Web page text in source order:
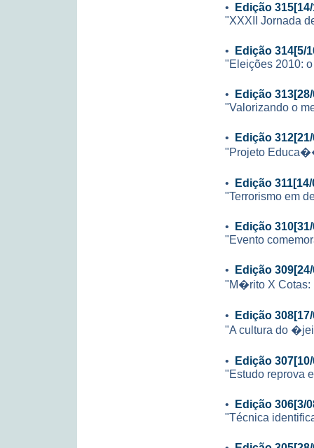
• Edição
"XXXII Jornada
• Edição 314[5/
"Eleições 2010:
• Edição
"Valorizando o
• Edição
"Projeto
• Edição
"Terrorismo em
• Edição
"Evento
• Edição
"M�rito X Cotas:
• Edição
"A cultura do
• Edição
"Estudo reprova
• Edição 306[3/
"Técnica